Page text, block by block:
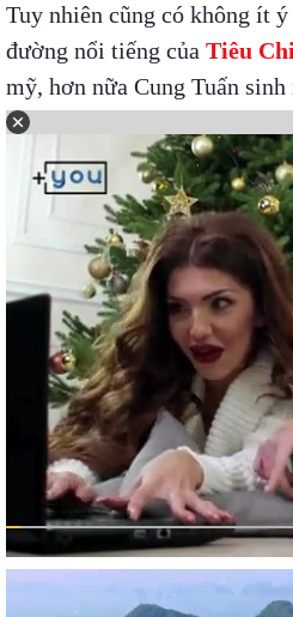
Tuy nhiên cũng có không ít
đường nổi tiếng của Tiêu
mỹ, hơn nữa Cung Tuấn